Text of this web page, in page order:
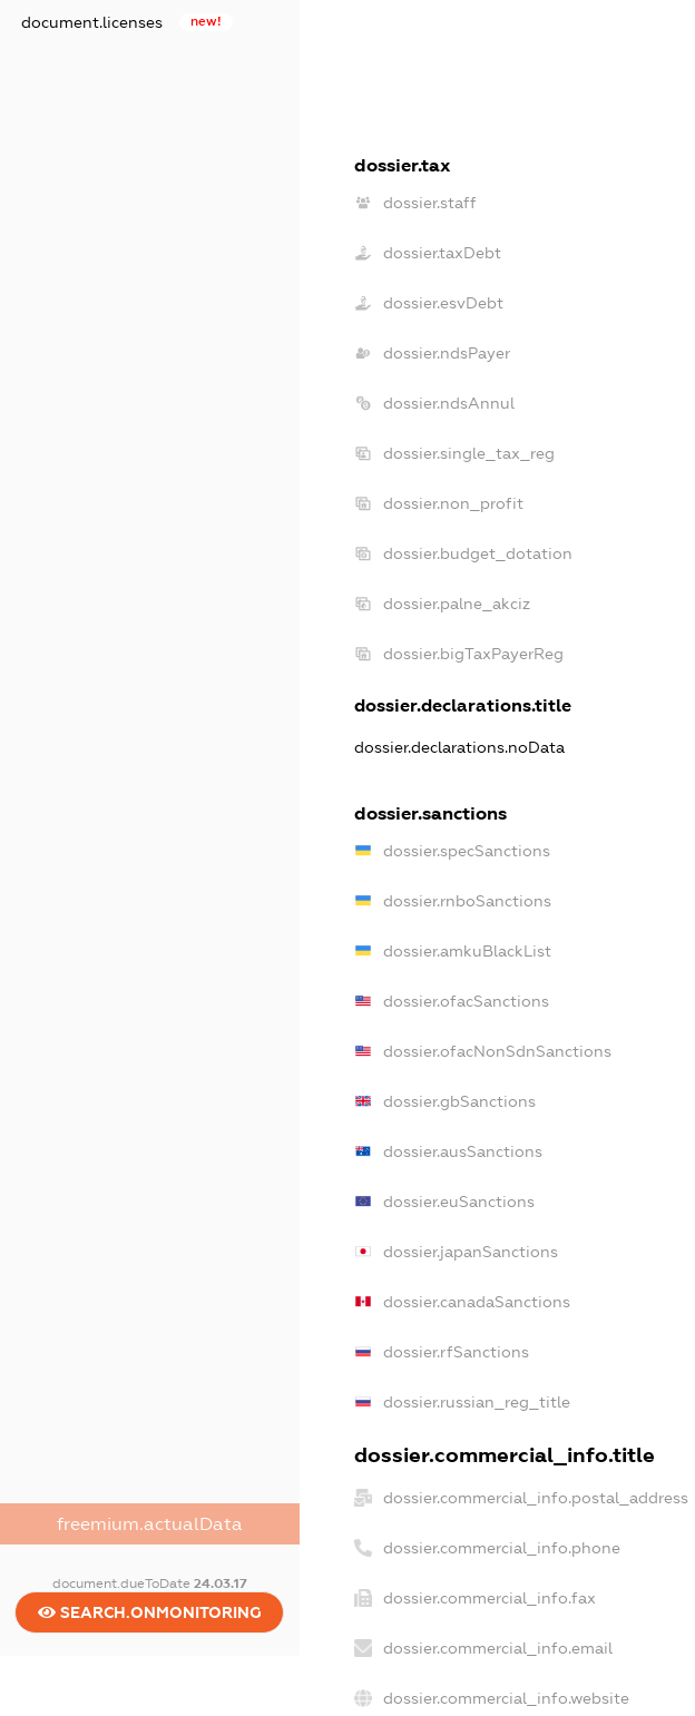
document.licenses new!
freemium.actualData
document.dueToDate 24.03.17
SEARCH.ONMONITORING
dossier.tax
dossier.staff
dossier.taxDebt
dossier.esvDebt
dossier.ndsPayer
dossier.ndsAnnul
dossier.single_tax_reg
dossier.non_profit
dossier.budget_dotation
dossier.palne_akciz
dossier.bigTaxPayerReg
dossier.declarations.title
dossier.declarations.noData
dossier.sanctions
dossier.specSanctions
dossier.rnboSanctions
dossier.amkuBlackList
dossier.ofacSanctions
dossier.ofacNonSdnSanctions
dossier.gbSanctions
dossier.ausSanctions
dossier.euSanctions
dossier.japanSanctions
dossier.canadaSanctions
dossier.rfSanctions
dossier.russian_reg_title
dossier.commercial_info.title
dossier.commercial_info.postal_address
dossier.commercial_info.phone
dossier.commercial_info.fax
dossier.commercial_info.email
dossier.commercial_info.website